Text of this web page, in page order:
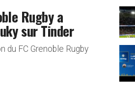
Rugby a
sur Tinder
du FC Grenoble Rugby